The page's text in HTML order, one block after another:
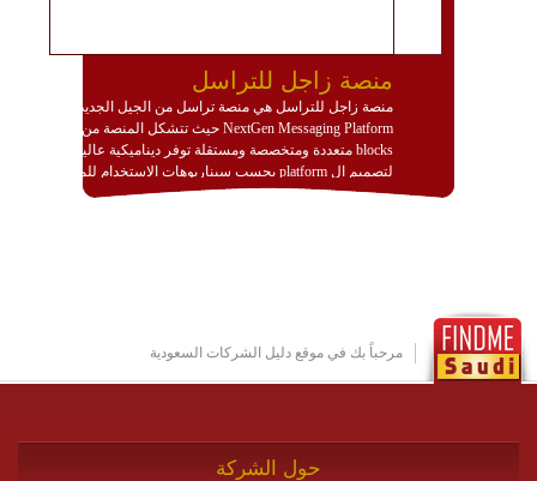
منصة زاجل للتراسل
منصة زاجل للتراسل هي منصة تراسل من الجيل الجديد
NextGen Messaging Platform حيث تتشكل المنصة من
blocks متعددة ومتخصصة ومستقلة توفر ديناميكية عالية
لتصميم ال platform بحسب سيناريوهات الاستخدام للمنصة
وتتوافق مع النشر والاستثمار ضمن بيئة استضافة dedicated
http://www.plutosms.com/zagel
مرحباً بك في موقع دليل الشركات السعودية
حول الشركة